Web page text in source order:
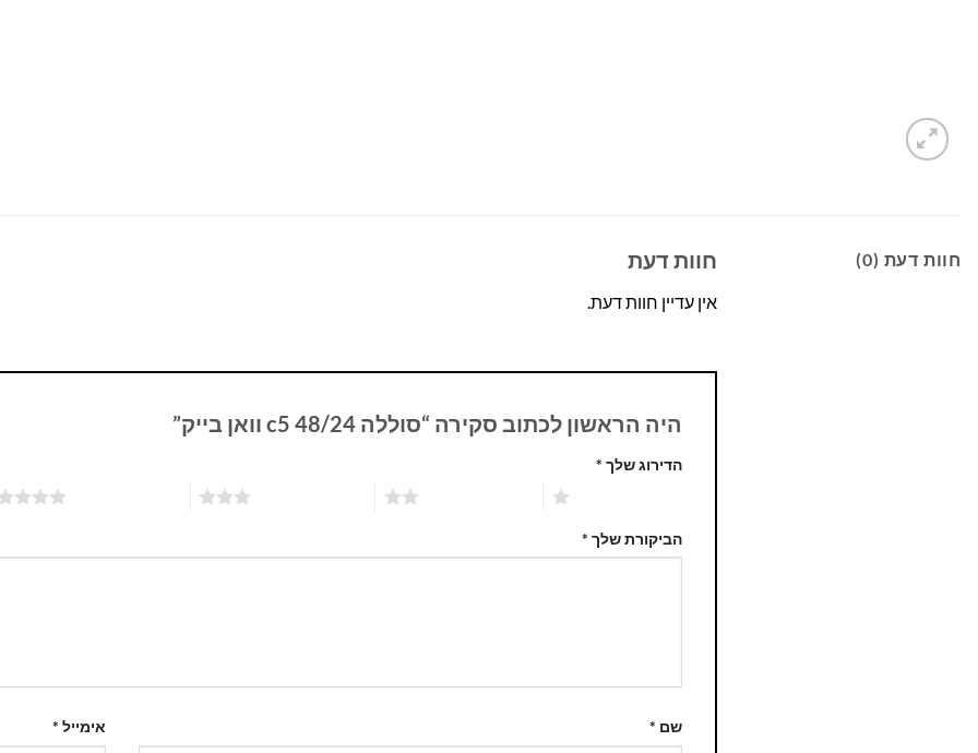
חוות דעת (0) חוות דעת
אין עדיין חוות דעת.
היה הראשון לכתוב סקירה “סוללה 48/24 c5 וואן בייק”
הדירוג שלך *
הביקורת שלך *
שם * אימייל *